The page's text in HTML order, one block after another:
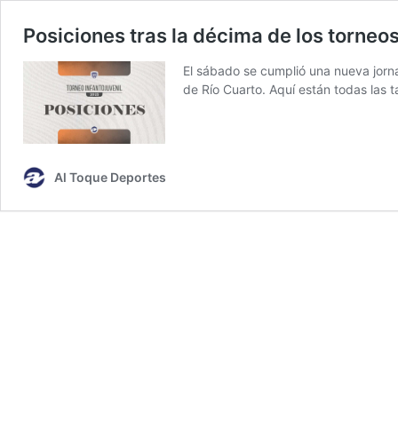
Posiciones tras la décima de los
El sábado se cumplió una nueva
de Río Cuarto. Aquí están todas las
Al Toque Deportes